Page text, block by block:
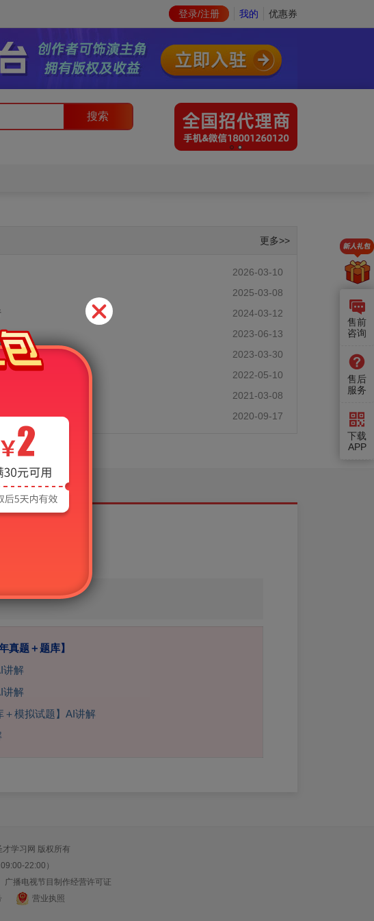
登录/注册 我的 优惠券
搜索
更多>>
2026-03-10
2025-03-08
2024-03-12
2023-06-13
2023-03-30
2022-05-10
2021-03-08
19日进行
2020-09-17
导
真题＋题库】
讲解
讲解
＋模拟试题】AI讲解
学习网 版权所有
22:00）
广播电视节目制作经营许可证
营业执照
售前
咨询
售后
服务
下载
APP